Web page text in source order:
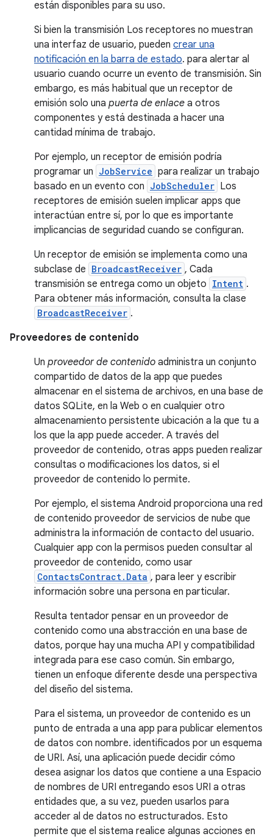
están disponibles para su uso.
Si bien la transmisión Los receptores no muestran
una interfaz de usuario, pueden crear una
notificación en la barra de estado. para alertar al
usuario cuando ocurre un evento de transmisión. Sin
embargo, es más habitual que un receptor de
emisión solo una puerta de enlace a otros
componentes y está destinada a hacer una
cantidad mínima de trabajo.
Por ejemplo, un receptor de emisión podría
programar un JobService para realizar un trabajo
basado en un evento con JobScheduler Los
receptores de emisión suelen implicar apps que
interactúan entre sí, por lo que es importante
implicancias de seguridad cuando se configuran.
Un receptor de emisión se implementa como una
subclase de BroadcastReceiver , Cada
transmisión se entrega como un objeto Intent .
Para obtener más información, consulta la clase
BroadcastReceiver .
Proveedores de contenido
Un proveedor de contenido administra un conjunto
compartido de datos de la app que puedes
almacenar en el sistema de archivos, en una base de
datos SQLite, en la Web o en cualquier otro
almacenamiento persistente ubicación a la que tu a
los que la app puede acceder. A través del
proveedor de contenido, otras apps pueden realizar
consultas o modificaciones los datos, si el
proveedor de contenido lo permite.
Por ejemplo, el sistema Android proporciona una red
de contenido proveedor de servicios de nube que
administra la información de contacto del usuario.
Cualquier app con la permisos pueden consultar al
proveedor de contenido, como usar
ContactsContract.Data , para leer y escribir
información sobre una persona en particular.
Resulta tentador pensar en un proveedor de
contenido como una abstracción en una base de
datos, porque hay una mucha API y compatibilidad
integrada para ese caso común. Sin embargo,
tienen un enfoque diferente desde una perspectiva
del diseño del sistema.
Para el sistema, un proveedor de contenido es un
punto de entrada a una app para publicar elementos
de datos con nombre. identificados por un esquema
de URI. Así, una aplicación puede decidir cómo
desea asignar los datos que contiene a una Espacio
de nombres de URI entregando esos URI a otras
entidades que, a su vez, pueden usarlos para
acceder al de datos no estructurados. Esto
permite que el sistema realice algunas acciones en